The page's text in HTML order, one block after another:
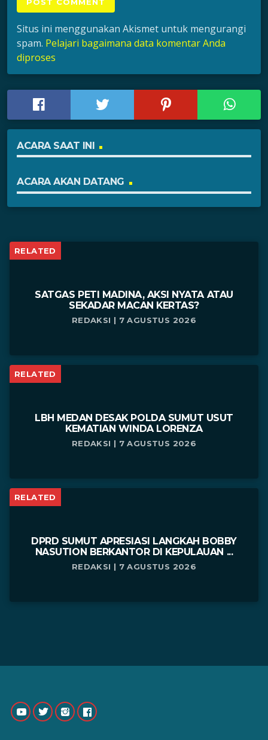
Situs ini menggunakan Akismet untuk mengurangi
spam. Pelajari bagaimana data komentar Anda
diproses
ACARA SAAT INI
ACARA AKAN DATANG
RELATED
SATGAS PETI MADINA, AKSI NYATA ATAU
SEKADAR MACAN KERTAS?
REDAKSI | 7 AGUSTUS 2026
RELATED
LBH MEDAN DESAK POLDA SUMUT USUT
KEMATIAN WINDA LORENZA
REDAKSI | 7 AGUSTUS 2026
RELATED
DPRD SUMUT APRESIASI LANGKAH BOBBY
NASUTION BERKANTOR DI KEPULAUAN ...
REDAKSI | 7 AGUSTUS 2026